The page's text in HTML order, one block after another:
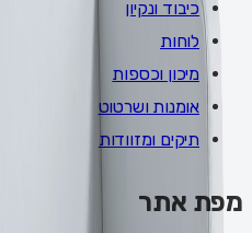
כיבוד ונקיון
לוחות
מיכון וכספות
אומנות ושרטוט
תיקים ומזוודות
מפת אתר